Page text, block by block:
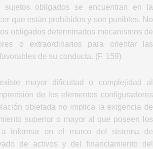
sujetos obligados se encuentran en la
que están prohibidos y son punibles. No
obligados determinados mecanismos de
o extraordinarios para orientar las
de su conducta. (F. 159)
mayor dificultad o complejidad al
de los elementos configuradores
objetada no implica la exigencia de
superior o mayor al que poseen los
a informar en el marco del sistema de
de activos y del financiamiento del